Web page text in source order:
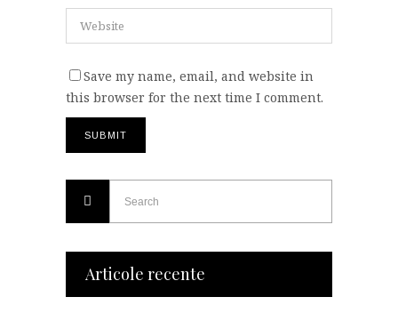
Save my name, email, and website in
this browser for the next time I comment.
Articole recente